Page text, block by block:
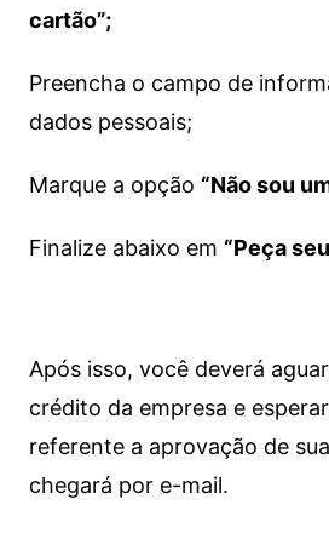
cartão”;
Preencha o campo de
dados pessoais;
Marque a opção “Não sou
Finalize abaixo em “Peça
Após isso, você deverá
crédito da empresa e
referente a aprovação de
chegará por e-mail.